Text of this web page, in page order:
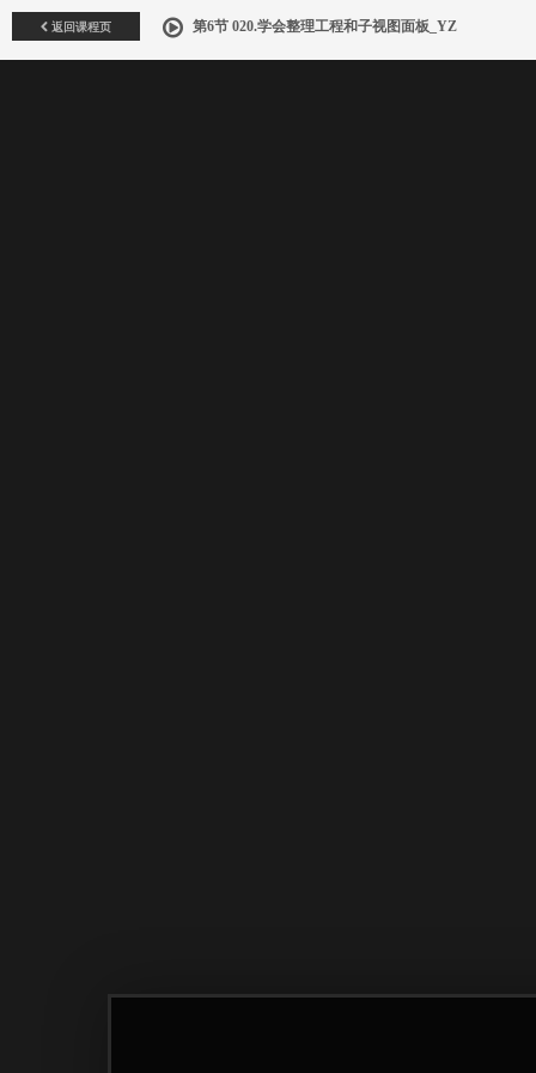
返回课程页 第6节 020.学会整理工程和子视图面板_YZ